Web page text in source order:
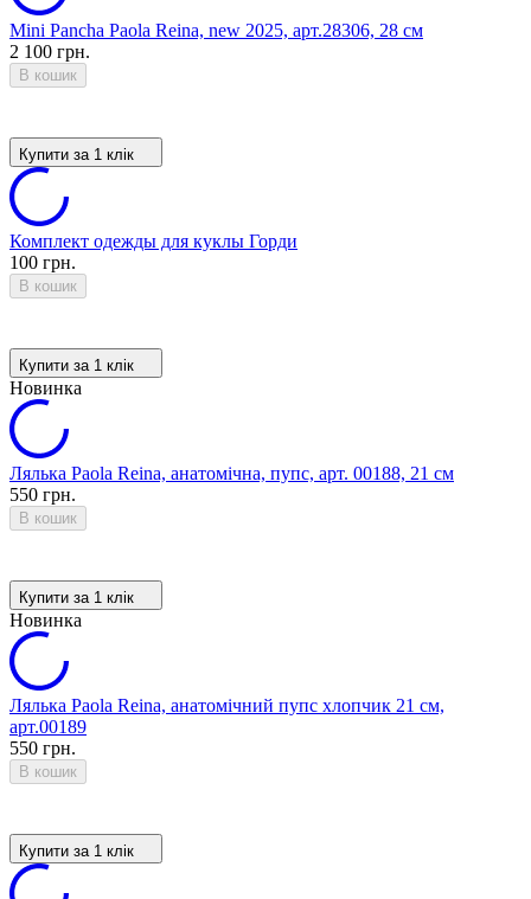
Mini Pancha Paola Reina, new 2025, арт.28306, 28 см
2 100 грн.
В кошик
Купити за 1 клiк
Комплект одежды для куклы Горди
100 грн.
В кошик
Купити за 1 клiк
Новинка
Лялька Paola Reina, анатомічна, пупс, арт. 00188, 21 см
550 грн.
В кошик
Купити за 1 клiк
Новинка
Лялька Paola Reina, анатомічний пупс хлопчик 21 см,
арт.00189
550 грн.
В кошик
Купити за 1 клiк